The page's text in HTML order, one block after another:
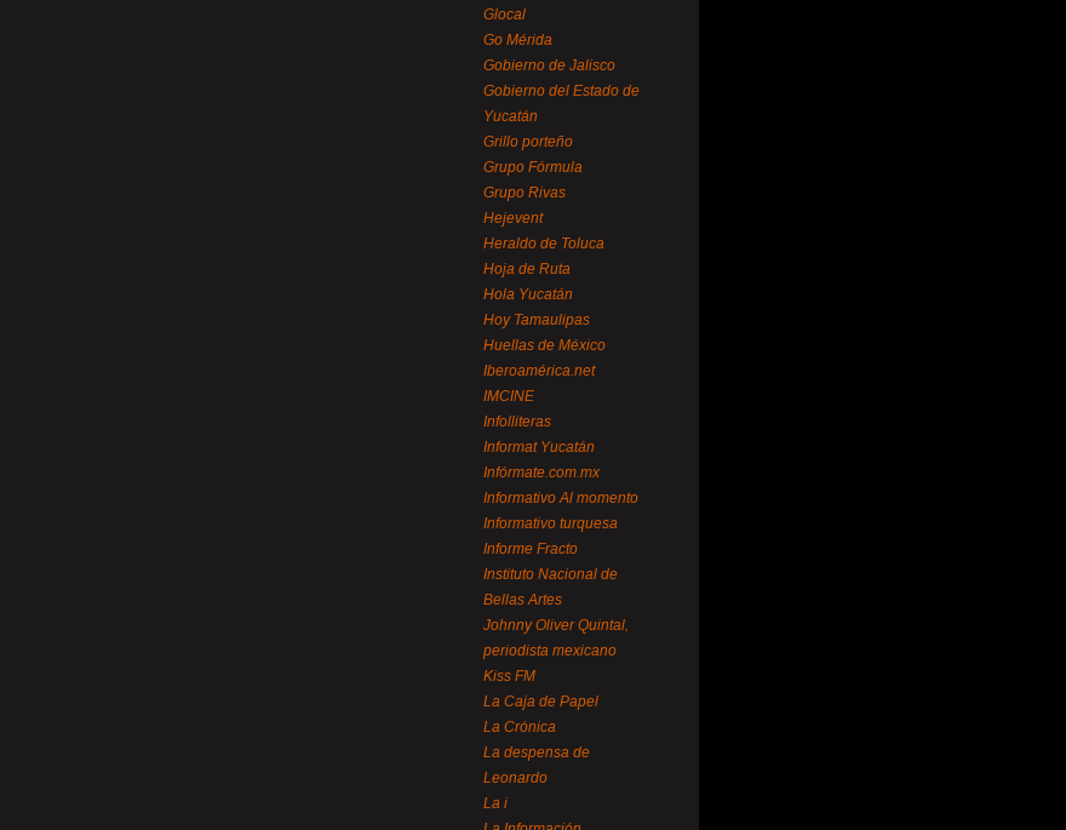
Glocal
Go Mérida
Gobierno de Jalisco
Gobierno del Estado de
Yucatán
Grillo porteño
Grupo Fórmula
Grupo Rivas
Hejevent
Heraldo de Toluca
Hoja de Ruta
Hola Yucatán
Hoy Tamaulipas
Huellas de México
Iberoamérica.net
IMCINE
Infolliteras
Informat Yucatán
Infórmate.com.mx
Informativo Al momento
Informativo turquesa
Informe Fracto
Instituto Nacional de
Bellas Artes
Johnny Oliver Quintal,
periodista mexicano
Kiss FM
La Caja de Papel
La Crónica
La despensa de
Leonardo
La i